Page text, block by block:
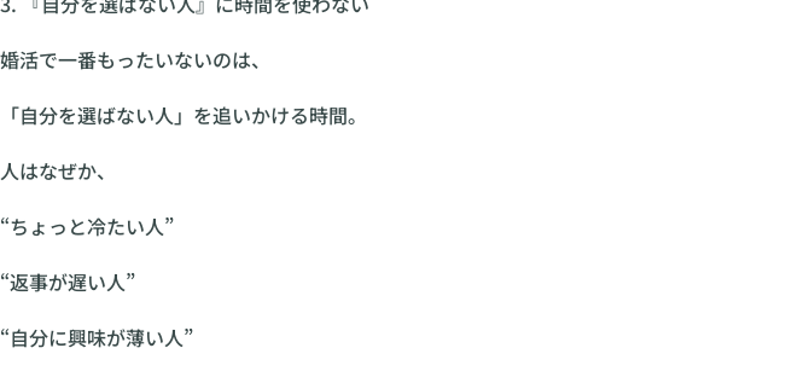
婚活で一番もったいないのは、
「自分を選ばない人」を追いかける時間。
人はなぜか、
“ちょっと冷たい人”
“返事が遅い人”
“自分に興味が薄い人”